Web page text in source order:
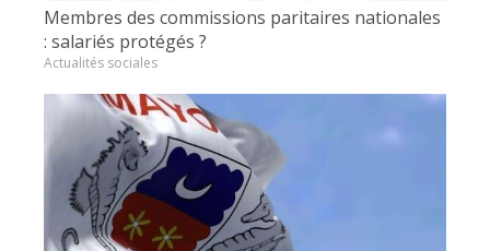
Membres des commissions paritaires nationales
: salariés protégés ?
Actualités sociales